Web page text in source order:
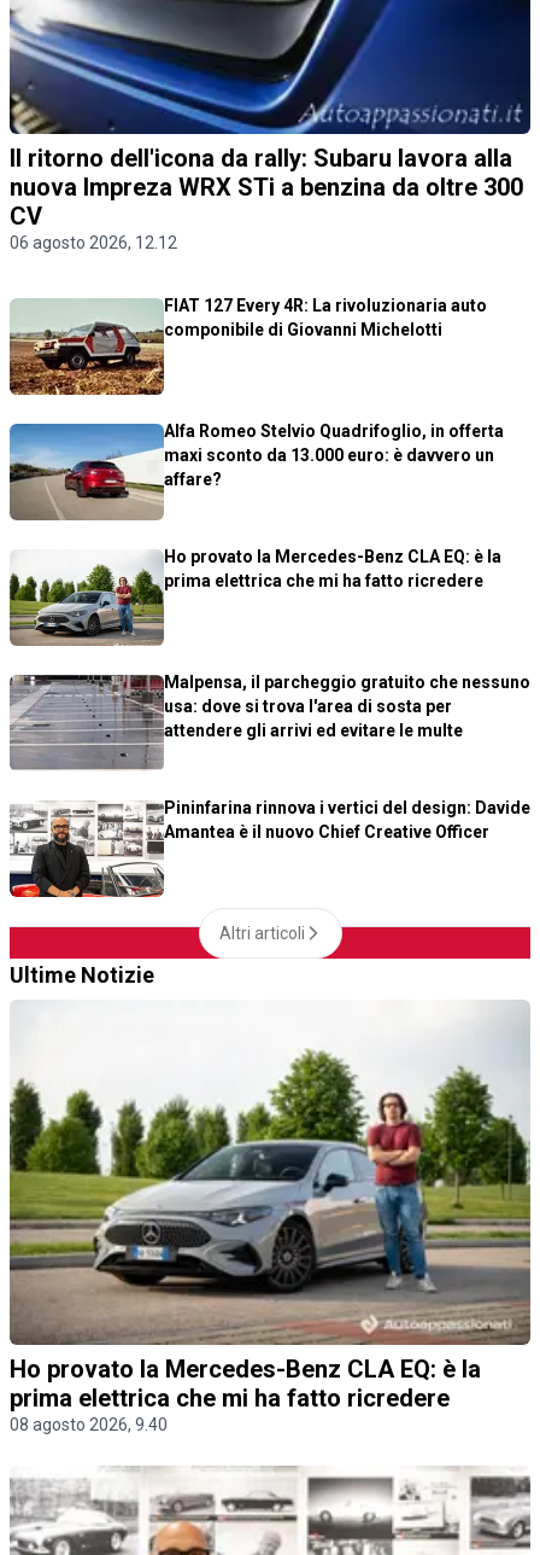
Il ritorno dell'icona da rally: Subaru lavora alla
nuova Impreza WRX STi a benzina da oltre 300
CV
06 agosto 2026, 12.12
FIAT 127 Every 4R: La rivoluzionaria auto
componibile di Giovanni Michelotti
Alfa Romeo Stelvio Quadrifoglio, in offerta
maxi sconto da 13.000 euro: è davvero un
affare?
Ho provato la Mercedes-Benz CLA EQ: è la
prima elettrica che mi ha fatto ricredere
Malpensa, il parcheggio gratuito che nessuno
usa: dove si trova l'area di sosta per
attendere gli arrivi ed evitare le multe
Pininfarina rinnova i vertici del design: Davide
Amantea è il nuovo Chief Creative Officer
Altri articoli
Ultime Notizie
Ho provato la Mercedes-Benz CLA EQ: è la
prima elettrica che mi ha fatto ricredere
08 agosto 2026, 9.40